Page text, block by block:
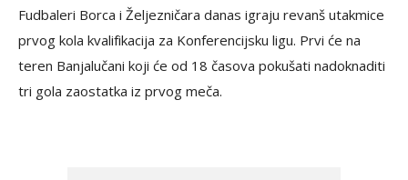
Fudbaleri Borca i Željezničara danas igraju revanš utakmice
prvog kola kvalifikacija za Konferencijsku ligu. Prvi će na
teren Banjalučani koji će od 18 časova pokušati nadoknaditi
tri gola zaostatka iz prvog meča.